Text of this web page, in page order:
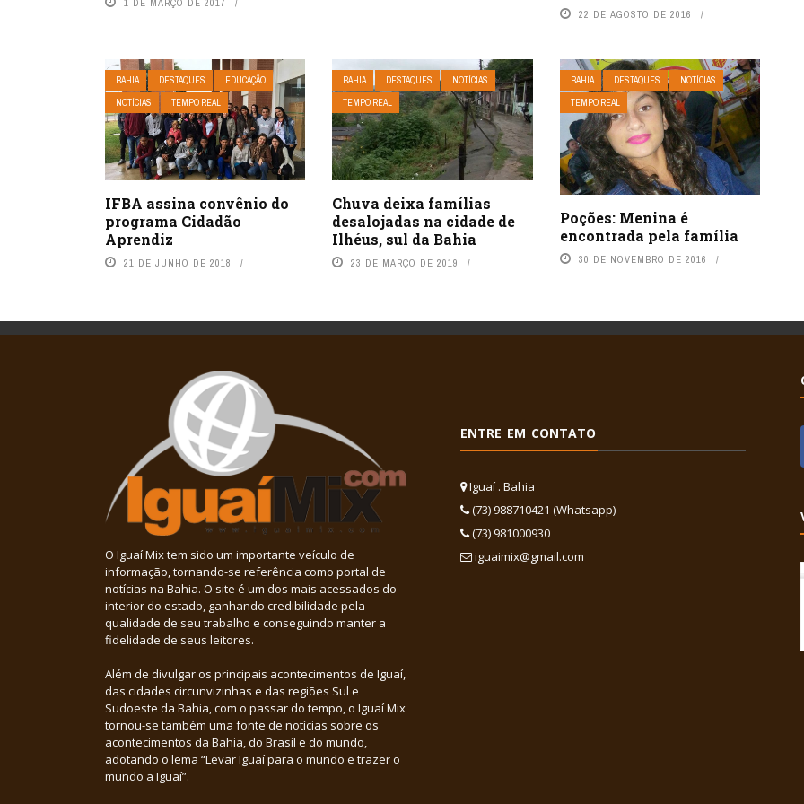
1 DE MARÇO DE 2017
22 DE AGOSTO DE 2016
BAHIA DESTAQUES
EDUCAÇÃO
NOTÍCIAS
TEMPO REAL
IFBA assina convênio do
programa Cidadão
Aprendiz
21 DE JUNHO DE 2018
BAHIA DESTAQUES
NOTÍCIAS
TEMPO REAL
Chuva deixa famílias
desalojadas na cidade de
Ilhéus, sul da Bahia
23 DE MARÇO DE 2019
BAHIA DESTAQUES
NOTÍCIAS
TEMPO REAL
Poções: Menina é
encontrada pela família
30 DE NOVEMBRO DE 2016
O Iguaí Mix tem sido um importante veículo de
informação, tornando-se referência como portal de
notícias na Bahia. O site é um dos mais acessados do
interior do estado, ganhando credibilidade pela
qualidade de seu trabalho e conseguindo manter a
fidelidade de seus leitores.
Além de divulgar os principais acontecimentos de Iguaí,
das cidades circunvizinhas e das regiões Sul e
Sudoeste da Bahia, com o passar do tempo, o Iguaí Mix
tornou-se também uma fonte de notícias sobre os
acontecimentos da Bahia, do Brasil e do mundo,
adotando o lema “Levar Iguaí para o mundo e trazer o
mundo a Iguaí”.
ENTRE EM CONTATO
Iguaí . Bahia
(73) 988710421 (Whatsapp)
(73) 981000930
iguaimix@gmail.com